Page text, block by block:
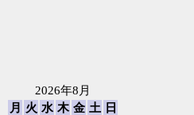
2026年8月
月
火 水 木 金 土
日